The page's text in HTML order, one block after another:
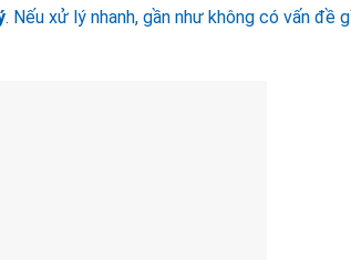
. Nếu xử lý nhanh, gần như không có vấn đề